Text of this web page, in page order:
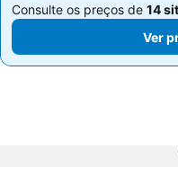
Consulte os preços de 14
Consulte os preços de 14
Ver